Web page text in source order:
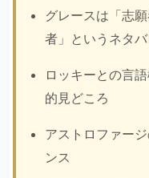
グレースは「志
者」というネタバ
ロッキーとの言
的見どころ
アストロファー
ンス